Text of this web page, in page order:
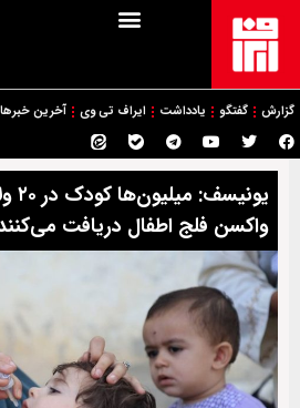
گزارش گفتگو یادداشت ایراف تی وی آخرین خبرها
واکسن فلج اطفال دریافت